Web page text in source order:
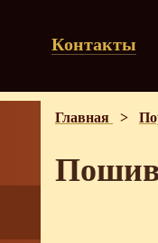
Контакты
Главная >
Пошив